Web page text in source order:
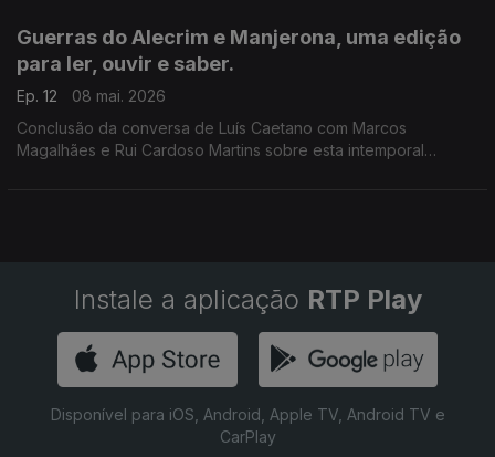
Guerras do Alecrim e Manjerona, uma edição
para ler, ouvir e saber.
Ep. 12
08 mai. 2026
Conclusão da conversa de Luís Caetano com Marcos
Magalhães e Rui Cardoso Martins sobre esta intemporal
Instale a aplicação RTP Play
Disponível para iOS, Android, Apple TV, Android TV e
CarPlay